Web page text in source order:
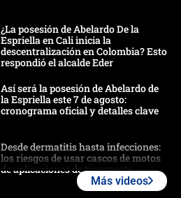
¿La posesión de Abelardo De la
Espriella en Cali inicia la
descentralización en Colombia? Esto
respondió el alcalde Eder
Así será la posesión de Abelardo de
la Espriella este 7 de agosto:
cronograma oficial y detalles clave
Desde dermatitis hasta infecciones:
los riesgos de usar cascos de motos
de aplicaciones de transporte
Más videos